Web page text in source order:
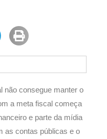
não consegue manter o
a meta fiscal começa
e parte da mídia
as contas públicas e o